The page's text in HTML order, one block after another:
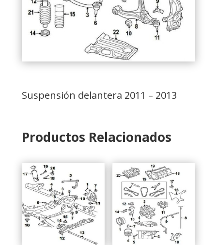
Suspensión delantera 2011 – 2013
Productos Relacionados